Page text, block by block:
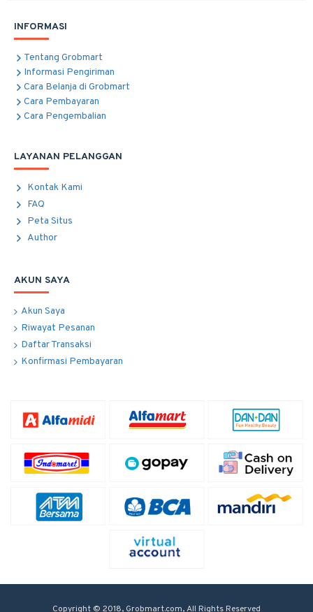
INFORMASI
Tentang Grobmart
Informasi Pengiriman
Cara Belanja di Grobmart
Cara Pembayaran
Cara Pengembalian
LAYANAN PELANGGAN
Kontak Kami
FAQ
Peta Situs
Author
AKUN SAYA
Akun Saya
Riwayat Pesanan
Daftar Transaksi
Konfirmasi Pembayaran
Copyright © 2018, Grobmart.com, All Rights Reserved